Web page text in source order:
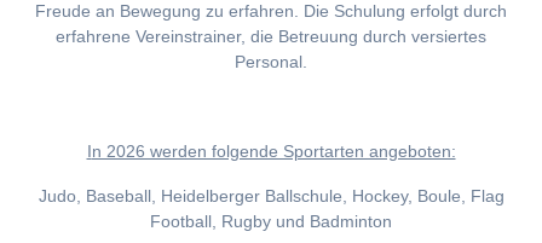
Freude an Bewegung zu erfahren. Die Schulung erfolgt durch
erfahrene Vereinstrainer, die Betreuung durch versiertes
Personal.
In 2026 werden folgende Sportarten angeboten:
Judo, Baseball, Heidelberger Ballschule, Hockey, Boule, Flag
Football, Rugby und Badminton